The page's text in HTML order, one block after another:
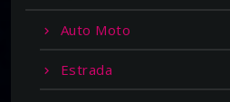
Auto Moto
Estrada